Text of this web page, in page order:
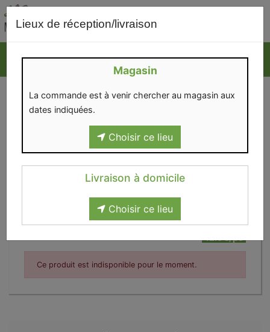
Lieux de réception/livraison
Magasin
La commande est à venir chercher au magasin aux
dates indiquées.
Choisir ce lieu
Livraison à domicile
Choisir ce lieu
Eyeliner 101066 (recharge)
Ce produit est indisponible pour le moment.